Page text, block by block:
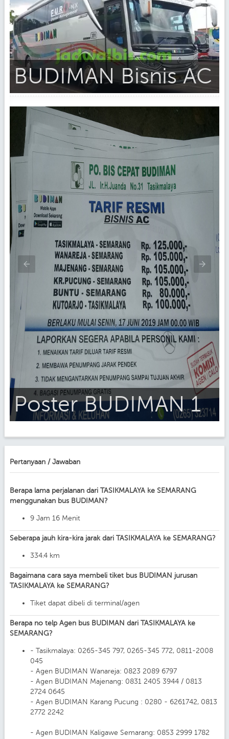
BUDIMAN Bisnis AC
Poster BUDIMAN 1
Pertanyaan / Jawaban
Berapa lama perjalanan dari TASIKMALAYA ke SEMARANG
menggunakan bus BUDIMAN?
9 Jam 16 Menit
Seberapa jauh kira-kira jarak dari TASIKMALAYA ke SEMARANG?
334.4 km
Bagaimana cara saya membeli tiket bus BUDIMAN jurusan
TASIKMALAYA ke SEMARANG?
Tiket dapat dibeli di terminal/agen
Berapa no telp Agen bus BUDIMAN dari TASIKMALAYA ke
SEMARANG?
- Tasikmalaya: 0265-345 797, 0265-345 772, 0811-2008
045
- Agen BUDIMAN Wanareja: 0823 2089 6797
- Agen BUDIMAN Majenang: 0831 2405 3944 / 0813
2724 0645
- Agen BUDIMAN Karang Pucung : 0280 - 6261742, 0813
2772 2242
- Agen BUDIMAN Kaligawe Semarang: 0853 2999 1782